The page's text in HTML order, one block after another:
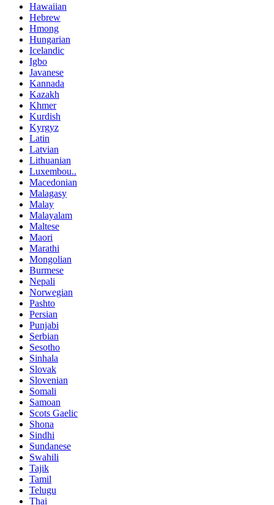
Hawaiian
Hebrew
Hmong
Hungarian
Icelandic
Igbo
Javanese
Kannada
Kazakh
Khmer
Kurdish
Kyrgyz
Latin
Latvian
Lithuanian
Luxembou..
Macedonian
Malagasy
Malay
Malayalam
Maltese
Maori
Marathi
Mongolian
Burmese
Nepali
Norwegian
Pashto
Persian
Punjabi
Serbian
Sesotho
Sinhala
Slovak
Slovenian
Somali
Samoan
Scots Gaelic
Shona
Sindhi
Sundanese
Swahili
Tajik
Tamil
Telugu
Thai